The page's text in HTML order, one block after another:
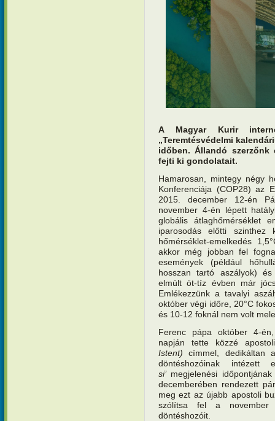
A Magyar Kurir
„Teremtésvédelmi
időben. Állandó
fejti ki gondolatait.
Hamarosan, mintegy négy
Konferenciája (COP28) az
2015. december 12-én
november 4-én lépett
globális átlaghőmérséklet
iparosodás előtti
hőmérséklet-emelkedés
akkor még jobban fel
események (például
hosszan tartó aszályok)
elmúlt öt-tíz évben már
Emlékezzünk a tavalyi
október végi időre, 20°C
és 10-12 foknál nem volt
Ferenc pápa október 4-
napján tette közzé
Istent) címmel, dedikáltan
döntéshozóinak
si’megjelenési
decemberében rendezett
meg ezt az újabb apostoli
szólítsa fel a november
döntéshozóit.